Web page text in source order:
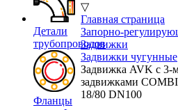
Детали
трубопроводов
Фланцы
▽
Главная страница
Запорно-
Задвижки
Задвижки чугунные
Задвижка AVK с 3-
задвижками
18/80 DN100